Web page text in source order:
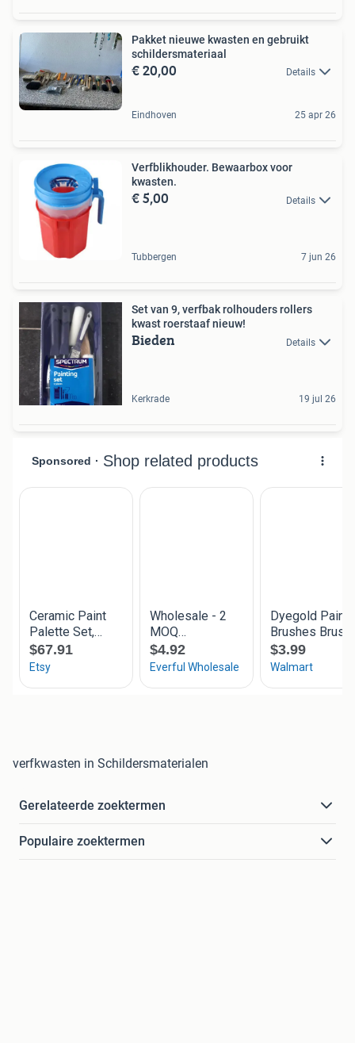
Pakket nieuwe kwasten en gebruikt
schildersmateriaal
€ 20,00 Details
Eindhoven 25 apr 26
Verfblikhouder. Bewaarbox voor
kwasten.
€ 5,00 Details
Tubbergen 7 jun 26
Set van 9, verfbak rolhouders rollers
kwast roerstaaf nieuw!
Bieden Details
Kerkrade 19 jul 26
verfkwasten in Schildersmaterialen
Gerelateerde zoektermen
Populaire zoektermen